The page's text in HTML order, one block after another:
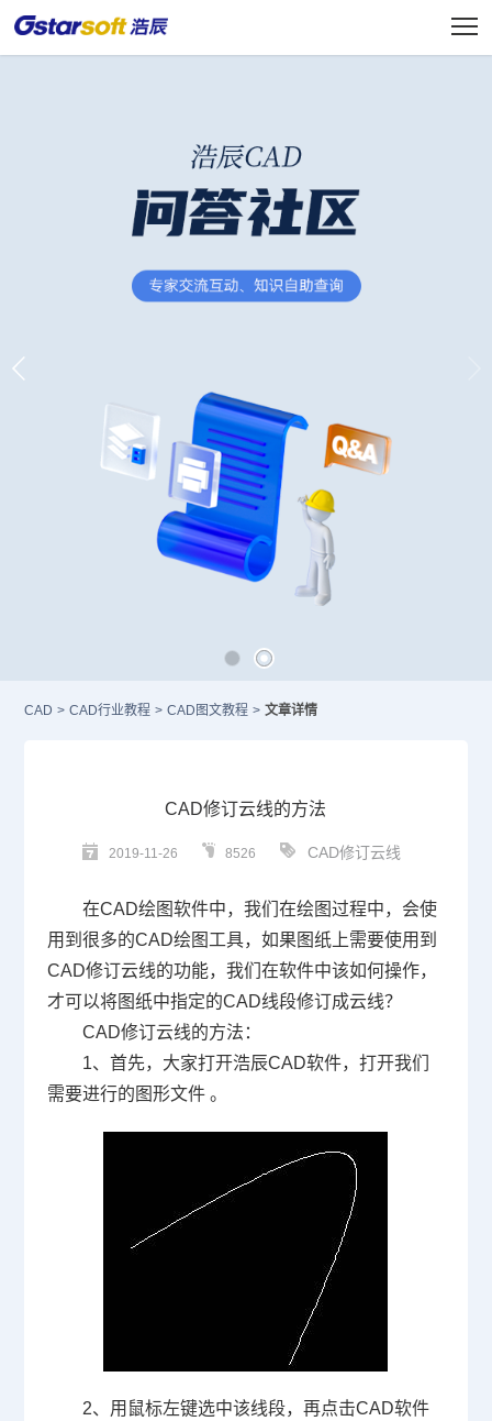
CAD > CAD行业教程 > CAD图文教程 > 文章详情
CAD修订云线的方法
2019-11-26 8526 CAD修订云线
在CAD绘图软件中，我们在绘图过程中，会使
用到很多的CAD绘图工具，如果图纸上需要使用到
CAD修订云线的功能，我们在软件中该如何操作，
才可以将图纸中指定的CAD线段修订成云线？
CAD修订云线的方法：
1、首先，大家打开浩辰CAD软件，打开我们
需要进行的图形文件 。
2、用鼠标左键选中该线段，再点击CAD软件